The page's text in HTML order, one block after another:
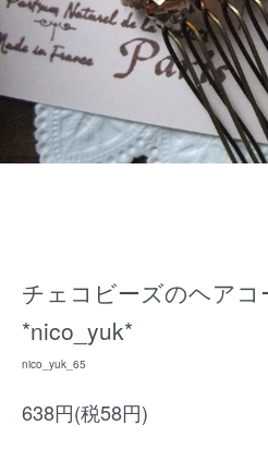
チェコビーズのヘアコ
*nico_yuk*
nico_yuk_65
638円(税58円)